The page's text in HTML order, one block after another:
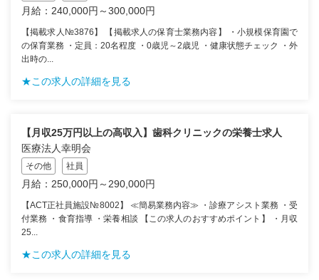
月給：240,000円～300,000円
【掲載求人№3876】 【掲載求人の保育士業務内容】 ・小規模保育園で
の保育業務 ・定員：20名程度 ・0歳児～2歳児 ・健康状態チェック ・外
出時の...
★この求人の詳細を見る
【月収25万円以上の高収入】歯科クリニックの栄養士求人
医療法人幸明会
その他 社員
月給：250,000円～290,000円
【ACT正社員施設№8002】 ≪簡易業務内容≫ ・診療アシスト業務 ・受
付業務 ・食育指導 ・栄養相談 【この求人のおすすめポイント】 ・月収
25...
★この求人の詳細を見る